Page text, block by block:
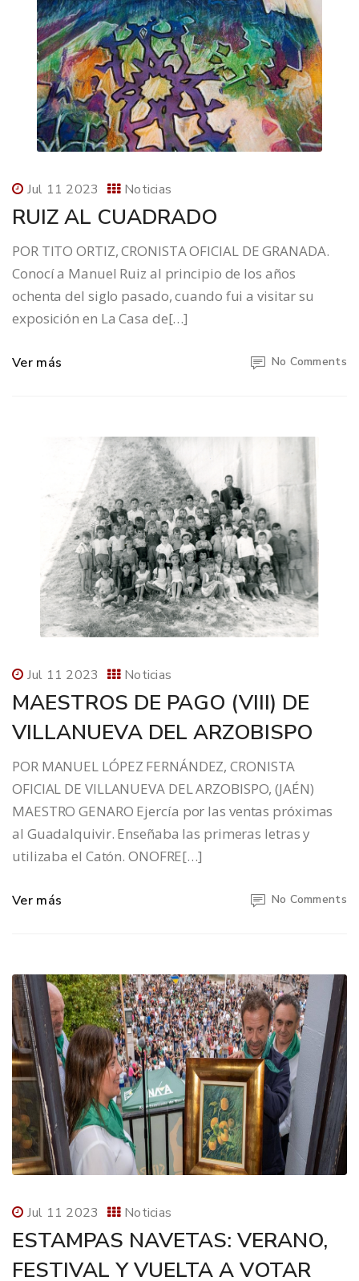
Jul 11 2023 Noticias
RUIZ AL CUADRADO
POR TITO ORTIZ, CRONISTA OFICIAL DE GRANADA.
Conocí a Manuel Ruiz al principio de los años
ochenta del siglo pasado, cuando fui a visitar su
exposición en La Casa de[…]
Ver más No Comments
Jul 11 2023 Noticias
MAESTROS DE PAGO (VIII) DE
VILLANUEVA DEL ARZOBISPO
POR MANUEL LÓPEZ FERNÁNDEZ, CRONISTA
OFICIAL DE VILLANUEVA DEL ARZOBISPO, (JAÉN)
MAESTRO GENARO Ejercía por las ventas próximas
al Guadalquivir. Enseñaba las primeras letras y
utilizaba el Catón. ONOFRE[…]
Ver más No Comments
Jul 11 2023 Noticias
ESTAMPAS NAVETAS: VERANO,
FESTIVAL Y VUELTA A VOTAR